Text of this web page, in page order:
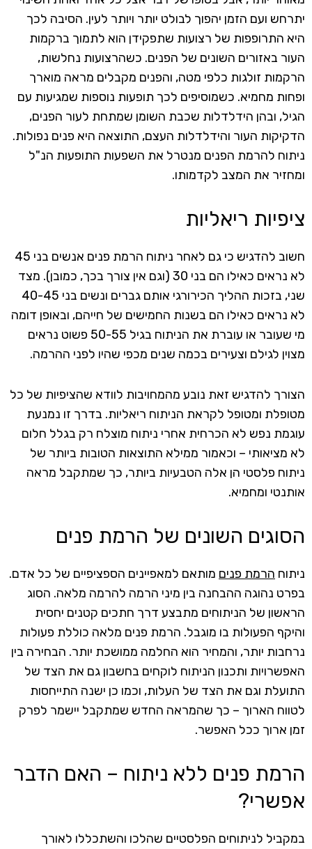
יתרחש ועם הזמן יהפוך לבולט יותר ויותר לעין. הסיבה לכך
היא התרופפות של רצועות שתפקידן הוא לתמוך ברקמות
העור באזורים השונים של הפנים. כשהרצועות נחלשות,
הרקמות זולגות כלפי מטה, והפנים מקבלים מראה מוארך
ופחות מחמיא. כשמוסיפים לכך תופעות נוספות שמגיעות עם
הגיל, ובהן הידלדלות שכבת השומן שמתחת לעור הפנים,
הדקיקות העור והידלדלות העצם, התוצאה היא פנים נפולות.
ניתוח להרמת הפנים מנטרל את השפעות התופעות הנ"ל
ומחזיר את המצב לקדמותו.
ציפיות ריאליות
חשוב להדגיש כי גם לאחר ניתוח הרמת פנים אנשים בני 45
לא נראים כאילו הם בני 30 (וגם אין צורך בכך, כמובן). מצד
שני, בזכות ההליך הכירורגי אותם גברים ונשים בני 40-45
לא נראים כאילו הם בשנות החמישים של חייהם, ובאופן דומה
מי שעובר או עוברת את הניתוח בגיל 50-55 פשוט נראים
מצוין לגילם וצעירים בכמה שנים מכפי שהיו לפני ההרמה.
הצורך להדגיש זאת נובע מהמחויבות לוודא שהציפיות של כל
מטופלת ומטופל לקראת הניתוח ריאליות. בדרך זו נמנעת
עוגמת נפש לא הכרחית אחרי ניתוח מוצלח רק בגלל חלום
לא מציאותי – וכאמור ממילא התוצאות הטובות ביותר של
ניתוח פלסטי הן אלה הטבעיות ביותר, כך שמתקבל מראה
אותנטי ומחמיא.
הסוגים השונים של הרמת פנים
ניתוח הרמת פנים מותאם למאפיינים הספציפיים של כל אדם.
בפרט נהוגה ההבחנה בין מיני הרמה להרמה מלאה. הסוג
הראשון של הניתוחים מתבצע דרך חתכים קטנים יחסית
והיקף הפעולות בו מוגבל. הרמת פנים מלאה כוללת פעולות
נרחבות יותר, והמחיר הוא החלמה ממושכת יותר. הבחירה בין
האפשרויות ותכנון הניתוח לוקחים בחשבון גם את הצד של
התועלת וגם את הצד של העלות, וכמו כן ישנה התייחסות
לטווח הארוך – כך שהמראה החדש שמתקבל יישמר לפרק
זמן ארוך ככל האפשר.
הרמת פנים ללא ניתוח – האם הדבר
אפשרי?
במקביל לניתוחים הפלסטיים שהלכו והשתכללו לאורך